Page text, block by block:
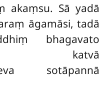
akaṃsu. Sā yadā
āgamāsi, tadā
bhagavato
katvā
sotāpannā